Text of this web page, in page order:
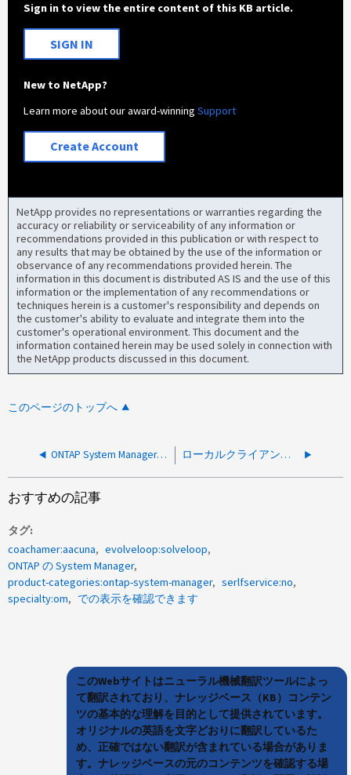
Sign in to view the entire content of this KB article.
SIGN IN
New to NetApp?
Learn more about our award-winningSupport
Create Account
NetApp provides no representations or warranties regarding the
accuracy or reliability or serviceability of any information or
recommendations provided in this publication or with respect to
any results that may be obtained by the use of the information or
observance of any recommendations provided herein. The
information in this document is distributed AS IS and the use of this
information or the implementation of any recommendations or
techniques herein is a customer's responsibility and depends on
the customer's ability to evaluate and integrate them into the
customer's operational environment. This document and the
information contained herein may be used solely in connection with
the NetApp products discussed in this document.
このページのトップへ
ONTAP System ManagerでネットワークポートのMTUを設定できない ローカルクライアントからONTAP FWを更新できません-ファームウェアの更新が完了しましたがエラーが発生しました
おすすめの記事
タグ
coachamer:aacuna
evolveloop:solveloop
ONTAP の System Manager
product-categories:ontap-system-manager
serlfservice:no
specialty:om
での表示を確認できます
このWebサイトはニューラル機械翻訳ツールによっ
て翻訳されており、ナレッジベース（KB）コンテン
ツの基本的な理解を目的として提供されています。
オリジナルの英語を文字どおりに翻訳しているた
め、正確ではない翻訳が含まれている場合がありま
す。ナレッジベースの元のコンテンツを確認する場